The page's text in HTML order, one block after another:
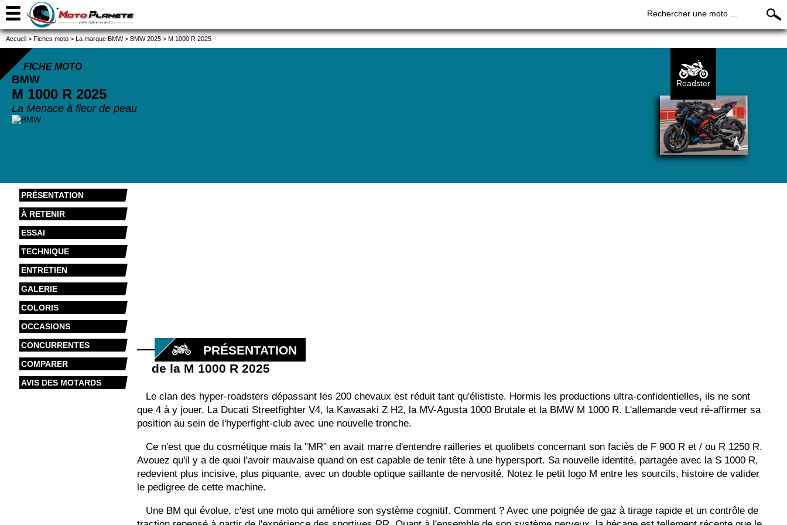
Rechercher une moto ...
Accueil > Fiches moto > La marque BMW > BMW 2025 > M 1000 R 2025
FICHE MOTO
BMW
M 1000 R 2025
La Menace à fleur de peau
Roadster
PRÉSENTATION
À RETENIR
ESSAI
TECHNIQUE
ENTRETIEN
GALERIE
COLORIS
OCCASIONS
CONCURRENTES
COMPARER
AVIS DES MOTARDS
PRÉSENTATION
de la M 1000 R 2025
Le clan des hyper-roadsters dépassant les 200 chevaux est réduit tant qu'élististe. Hormis les productions ultra-confidentielles, ils ne sont
que 4 à y jouer. La Ducati Streetfighter V4, la Kawasaki Z H2, la MV-Agusta 1000 Brutale et la BMW M 1000 R. L'allemande veut ré-affirmer sa
position au sein de l'hyperfight-club avec une nouvelle tronche.
Ce n'est que du cosmétique mais la "MR" en avait marre d'entendre railleries et quolibets concernant son faciès de F 900 R et / ou R 1250 R.
Avouez qu'il y a de quoi l'avoir mauvaise quand on est capable de tenir tête à une hypersport. Sa nouvelle identité, partagée avec la S 1000 R,
redevient plus incisive, plus piquante, avec un double optique saillante de nervosité. Notez le petit logo M entre les sourcils, histoire de valider
le pedigree de cette machine.
Une BM qui évolue, c'est une moto qui améliore son système cognitif. Comment ? Avec une poignée de gaz à tirage rapide et un contrôle de